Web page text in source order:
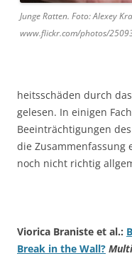
Junge Ratten. Foto: Alexey
www.flickr.com/photos/
heitsschäden durch
gelesen. In einigen
Beeinträchtigungen
die Zusammenfassung
noch nicht richtig
Viorica Braniste et al.:
Break in the Wall?